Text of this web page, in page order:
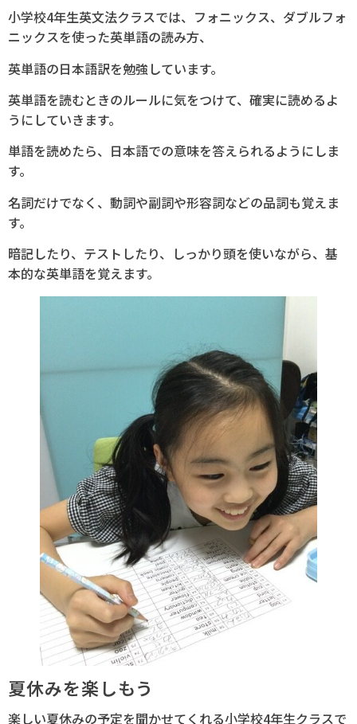
小学校4年生英文法クラスでは、フォニックス、ダブルフォ
ニックスを使った英単語の読み方、
英単語の日本語訳を勉強しています。
英単語を読むときのルールに気をつけて、確実に読めるよ
うにしていきます。
単語を読めたら、日本語での意味を答えられるようにしま
す。
名詞だけでなく、動詞や副詞や形容詞などの品詞も覚えま
す。
暗記したり、テストしたり、しっかり頭を使いながら、基
本的な英単語を覚えます。
夏休みを楽しもう
楽しい夏休みの予定を聞かせてくれる小学校4年生クラスで